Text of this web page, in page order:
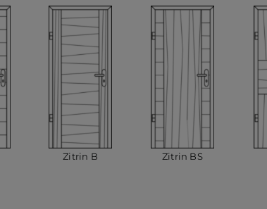
Zitrin B Zitrin BS